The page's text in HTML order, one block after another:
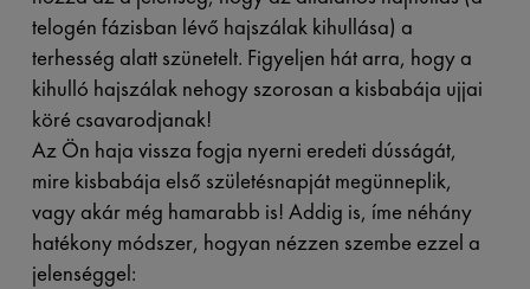
telogén fázisban lévő hajszálak kihullása) a
terhesség alatt szünetelt. Figyeljen hát arra, hogy a
kihulló hajszálak nehogy szorosan a kisbabája ujjai
köré csavarodjanak!
Az Ön haja vissza fogja nyerni eredeti dússágát,
mire kisbabája első születésnapját megünneplik,
vagy akár még hamarabb is! Addig is, íme néhány
hatékony módszer, hogyan nézzen szembe ezzel a
jelenséggel: